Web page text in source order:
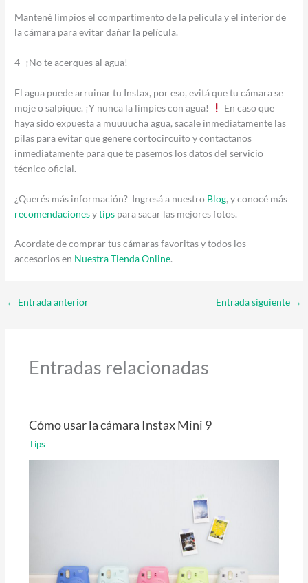
Mantené limpios el compartimento de la película y el interior de
la cámara para evitar dañar la película.
4- ¡No te acerques al agua!
El agua puede arruinar tu Instax, por eso, evitá que tu cámara se
moje o salpique. ¡Y nunca la limpies con agua!
En caso que
haya sido expuesta a muuuucha agua, sacale inmediatamente las
pilas para evitar que genere cortocircuito y contactanos
inmediatamente para que te pasemos los datos del servicio
técnico oficial.
¿Querés más información? Ingresá a nuestro Blog, y conocé más
recomendacionesytips para sacar las mejores fotos.
Acordate de comprar tus cámaras favoritas y todos los
accesorios en Nuestra Tienda Online.
← Entrada anterior Entrada siguiente →
Entradas relacionadas
Cómo usar la cámara Instax Mini 9
Tips